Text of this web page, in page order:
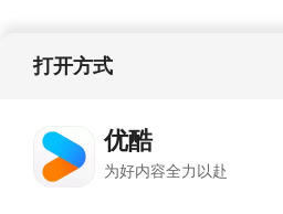
打开方式
优酷
为好内容全力以赴